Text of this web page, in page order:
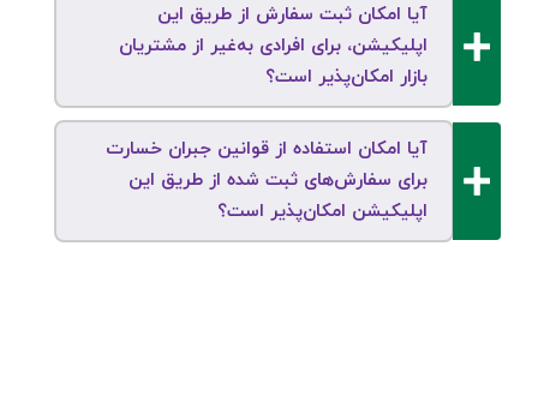
آیا امکان ثبت سفارش از طریق این
اپلیکیشن، برای افرادی به‌غیر از مشتریان
بازار امکان‌پذیر است؟
آیا امکان استفاده از قوانین جبران خسارت
برای سفارش‌های ثبت شده از طریق این
اپلیکیشن امکان‌پذیر است؟